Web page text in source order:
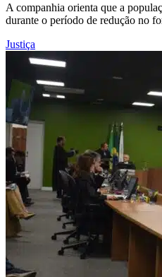
A companhia orienta que a
durante o período de redução no
Justiça